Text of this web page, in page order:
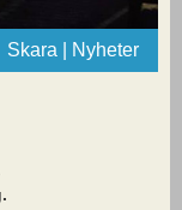
Skara | Nyheter